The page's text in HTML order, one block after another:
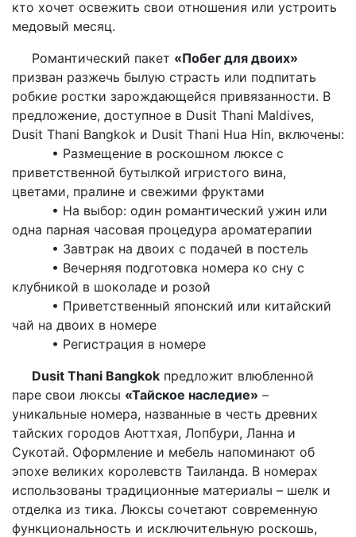
кто хочет освежить свои отношения или устроить
медовый месяц.
Романтический пакет «Побег для двоих»
призван разжечь былую страсть или подпитать
робкие ростки зарождающейся привязанности. В
предложение, доступное в Dusit Thani Maldives,
Dusit Thani Bangkok и Dusit Thani Hua Hin, включены:
• Размещение в роскошном люксе с
приветственной бутылкой игристого вина,
цветами, пралине и свежими фруктами
• На выбор: один романтический ужин или
одна парная часовая процедура ароматерапии
• Завтрак на двоих с подачей в постель
• Вечерняя подготовка номера ко сну с
клубникой в шоколаде и розой
• Приветственный японский или китайский
чай на двоих в номере
• Регистрация в номере
Dusit Thani Bangkok предложит влюбленной
паре свои люксы «Тайское наследие» –
уникальные номера, названные в честь древних
тайских городов Аюттхая, Лопбури, Ланна и
Сукотай. Оформление и мебель напоминают об
эпохе великих королевств Таиланда. В номерах
использованы традиционные материалы – шелк и
отделка из тика. Люксы сочетают современную
функциональность и исключительную роскошь,